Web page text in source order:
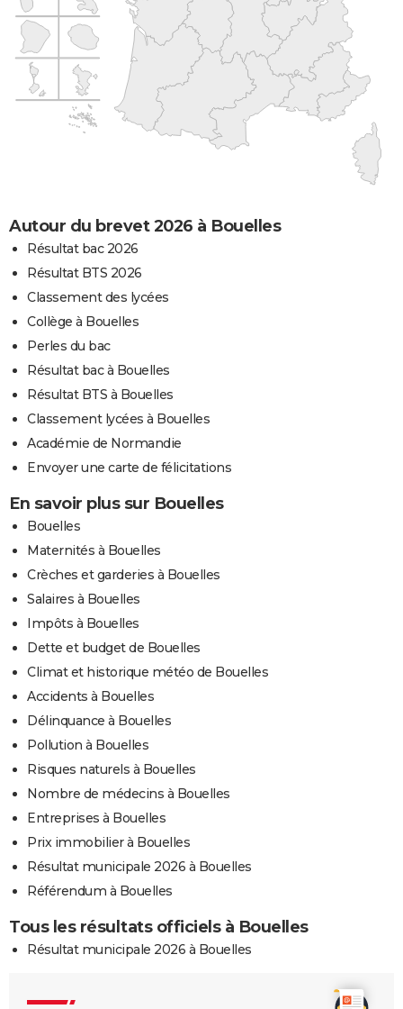
Autour du brevet 2026 à Bouelles
Résultat bac 2026
Résultat BTS 2026
Classement des lycées
Collège à Bouelles
Perles du bac
Résultat bac à Bouelles
Résultat BTS à Bouelles
Classement lycées à Bouelles
Académie de Normandie
Envoyer une carte de félicitations
En savoir plus sur Bouelles
Bouelles
Maternités à Bouelles
Crèches et garderies à Bouelles
Salaires à Bouelles
Impôts à Bouelles
Dette et budget de Bouelles
Climat et historique météo de Bouelles
Accidents à Bouelles
Délinquance à Bouelles
Pollution à Bouelles
Risques naturels à Bouelles
Nombre de médecins à Bouelles
Entreprises à Bouelles
Prix immobilier à Bouelles
Résultat municipale 2026 à Bouelles
Référendum à Bouelles
Tous les résultats officiels à Bouelles
Résultat municipale 2026 à Bouelles